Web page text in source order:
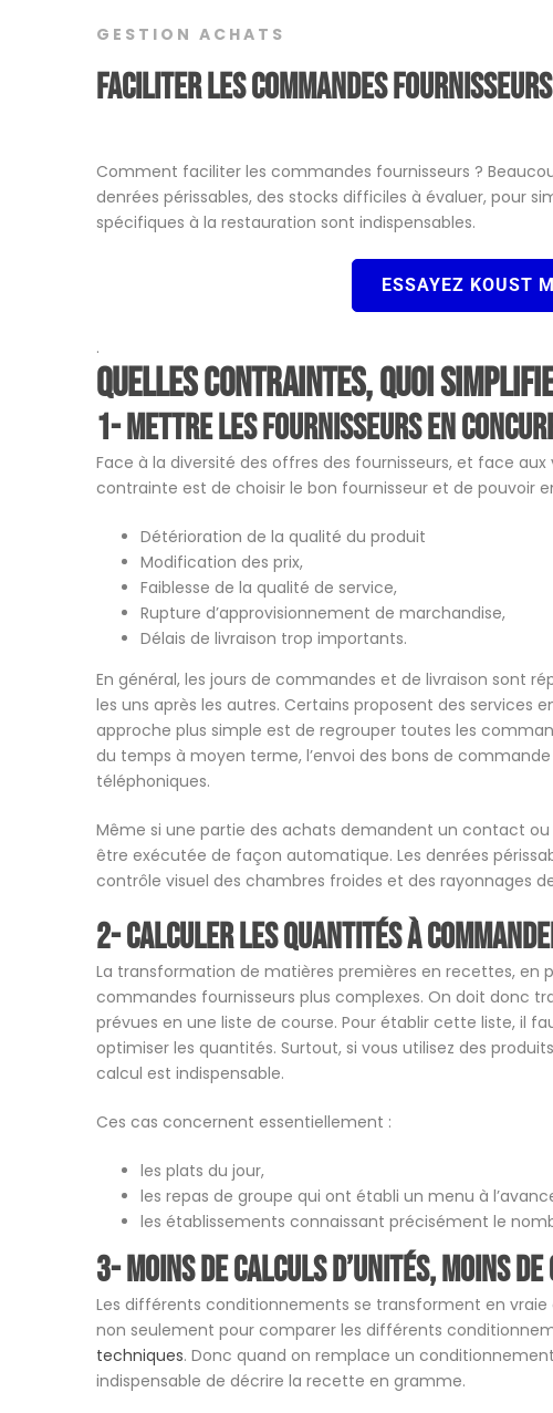
GESTION ACHATS
Faciliter les commandes fournisseurs
Comment faciliter les commandes fournisseurs ?
denrées périssables, des stocks difficiles à évaluer, pour
spécifiques à la restauration sont indispensables.
ESSAYEZ KOUST
.
Quelles contraintes, quoi
1- Mettre les fournisseurs en
Face à la diversité des offres des fournisseurs, et face
contrainte est de choisir le bon fournisseur et de pouvoir
Détérioration de la qualité du produit
Modification des prix,
Faiblesse de la qualité de service,
Rupture d’approvisionnement de marchandise,
Délais de livraison trop importants.
En général, les jours de commandes et de livraison sont
les uns après les autres. Certains proposent des services
approche plus simple est de regrouper toutes les
du temps à moyen terme, l’envoi des bons de
téléphoniques.
Même si une partie des achats demandent un contact
être exécutée de façon automatique. Les denrées
contrôle visuel des chambres froides et des rayonnages
2- Calculer les quantités à
La transformation de matières premières en recettes, en
commandes fournisseurs plus complexes. On doit donc
prévues en une liste de course. Pour établir cette liste, il
optimiser les quantités. Surtout, si vous utilisez des
calcul est indispensable.
Ces cas concernent essentiellement :
les plats du jour,
les repas de groupe qui ont établi un menu à
les établissements connaissant précisément le
3- Moins de calculs d’unités, moins
Les différents conditionnements se transforment en
non seulement pour comparer les différents
techniques. Donc quand on remplace un
indispensable de décrire la recette en gramme.